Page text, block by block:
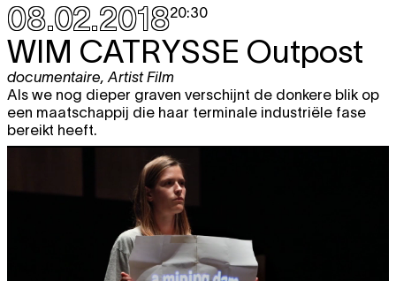
08.02.201820:30
WIM CATRYSSE Outpost
documentaire, Artist Film
Als we nog dieper graven verschijnt de donkere blik op
een maatschappij die haar terminale industriële fase
bereikt heeft.